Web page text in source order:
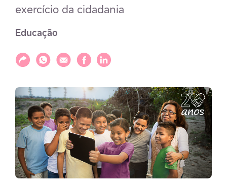
exercício da cidadania
Educação
Compartilhar
Compartilhar via WhatsApp
Compartilhar via E-mail
Compartilhar via Facebook
Compartilhar via LinkedIn